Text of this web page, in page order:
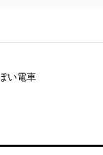
い電車